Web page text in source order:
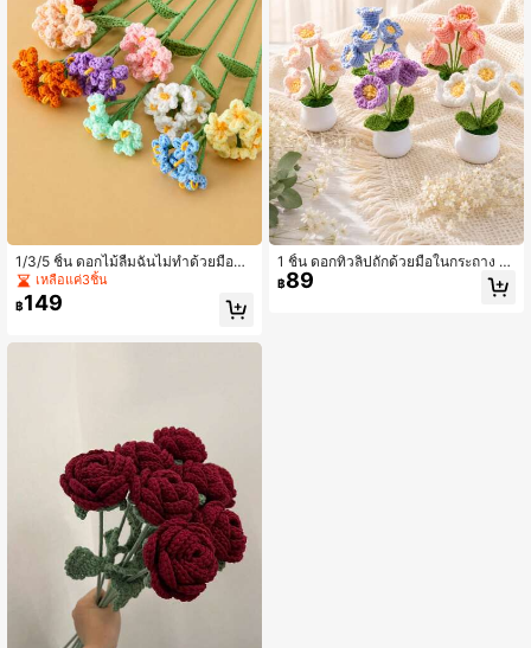
1/3/5 ชิ้น ดอกไม้ลืมฉันไม่ทำด้วยมือแบ
บถัก, ก้านดอกไม้ลืมฉันเทียมถักแบบอม
ตะ, ช่อดอกไม้หลายสี, สำหรับตกแต่งห้
อง, ตกแต่งบ้าน ห้องนอน โต๊ะ
เหลือแค่3ชิ้น
฿149
1 ชิ้น ดอกทิวลิปถักด้วยมือในกระถาง ด
อกทิวลิปเทียมถักแบบถาวร ของตกแต่ง
ดอกไม้สำหรับตกแต่งห้อง & ตกแต่งห้อ
฿89